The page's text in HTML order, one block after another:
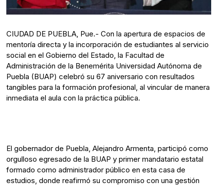
CIUDAD DE PUEBLA, Pue.- Con la apertura de espacios de
mentoría directa y la incorporación de estudiantes al servicio
social en el Gobierno del Estado, la Facultad de
Administración de la Benemérita Universidad Autónoma de
Puebla (BUAP) celebró su 67 aniversario con resultados
tangibles para la formación profesional, al vincular de manera
inmediata el aula con la práctica pública.
El gobernador de Puebla, Alejandro Armenta, participó como
orgulloso egresado de la BUAP y primer mandatario estatal
formado como administrador público en esta casa de
estudios, donde reafirmó su compromiso con una gestión